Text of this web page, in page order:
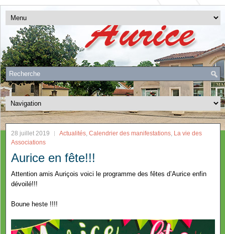
28 juillet 2019 Actualités, Calendrier des manifestations, La vie des
Associations
Aurice en fête!!!
Attention amis Auriçois voici le programme des fêtes d’Aurice enfin
dévoilé!!!
Boune heste !!!!